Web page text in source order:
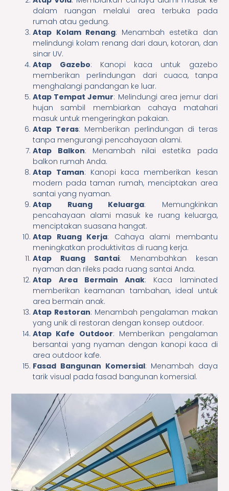
dalam ruangan melalui area terbuka pada
rumah atau gedung.
Atap Kolam Renang: Menambah estetika dan
melindungi kolam renang dari daun, kotoran, dan
sinar UV.
Atap Gazebo: Kanopi kaca untuk gazebo
memberikan perlindungan dari cuaca, tanpa
menghalangi pandangan ke luar.
Atap Tempat Jemur: Melindungi area jemur dari
hujan sambil membiarkan cahaya matahari
masuk untuk mengeringkan pakaian.
Atap Teras: Memberikan perlindungan di teras
tanpa mengurangi pencahayaan alami.
Atap Balkon: Menambah nilai estetika pada
balkon rumah Anda.
Atap Taman: Kanopi kaca memberikan kesan
modern pada taman rumah, menciptakan area
santai yang nyaman.
Atap Ruang Keluarga: Memungkinkan
pencahayaan alami masuk ke ruang keluarga,
menciptakan suasana hangat.
Atap Ruang Kerja: Cahaya alami membantu
meningkatkan produktivitas di ruang kerja.
Atap Ruang Santai: Menambahkan kesan
nyaman dan rileks pada ruang santai Anda.
Atap Area Bermain Anak: Kaca laminated
memberikan keamanan tambahan, ideal untuk
area bermain anak.
Atap Restoran: Menambah pengalaman makan
yang unik di restoran dengan konsep outdoor.
Atap Kafe Outdoor: Memberikan pengalaman
bersantai yang nyaman dengan kanopi kaca di
area outdoor kafe.
Fasad Bangunan Komersial: Menambah daya
tarik visual pada fasad bangunan komersial.